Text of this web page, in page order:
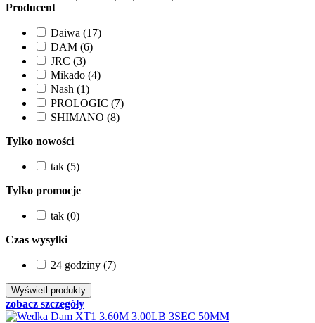
Producent
Daiwa (17)
DAM (6)
JRC (3)
Mikado (4)
Nash (1)
PROLOGIC (7)
SHIMANO (8)
Tylko nowości
tak (5)
Tylko promocje
tak (0)
Czas wysyłki
24 godziny (7)
zobacz szczegóły